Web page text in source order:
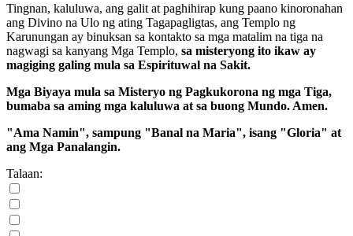
Tingnan, kaluluwa, ang galit at paghihirap kung paano kinoronahan
ang Divino na Ulo ng ating Tagapagligtas, ang Templo ng
Karunungan ay binuksan sa kontakto sa mga matalim na tiga na
nagwagi sa kanyang Mga Templo, sa misteryong ito ikaw ay
magiging galing mula sa Espirituwal na Sakit.
Mga Biyaya mula sa Misteryo ng Pagkukorona ng mga Tiga,
bumaba sa aming mga kaluluwa at sa buong Mundo. Amen.
"Ama Namin", sampung "Banal na Maria", isang "Gloria" at
ang Mga Panalangin.
Talaan: